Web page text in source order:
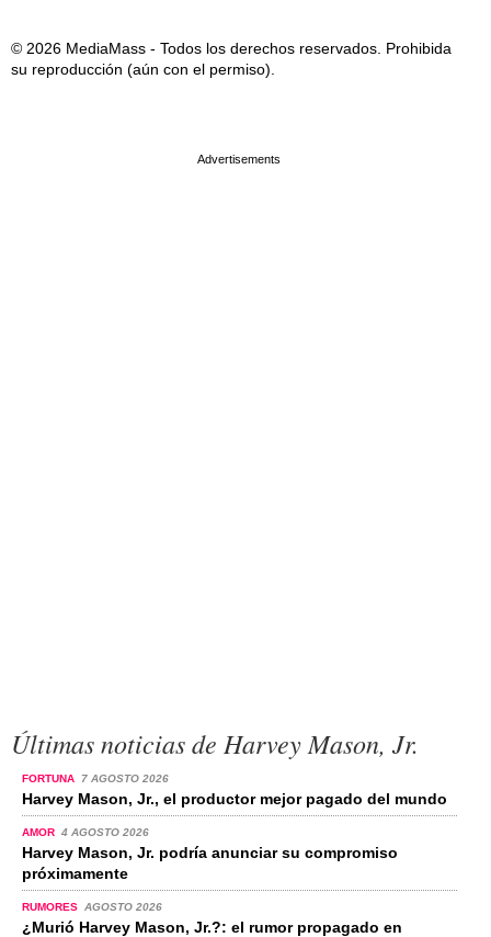
© 2026 MediaMass - Todos los derechos reservados. Prohibida
su reproducción (aún con el permiso).
Últimas noticias de Harvey Mason, Jr.
FORTUNA 7 AGOSTO 2026
Harvey Mason, Jr., el productor mejor pagado del mundo
AMOR 4 AGOSTO 2026
Harvey Mason, Jr. podría anunciar su compromiso
próximamente
RUMORES AGOSTO 2026
¿Murió Harvey Mason, Jr.?: el rumor propagado en